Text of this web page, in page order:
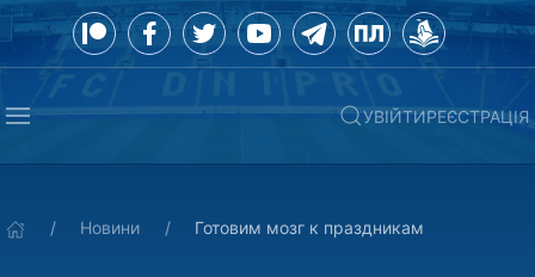
УВІЙТИРЕЄСТРАЦІЯ
Новини Готовим мозг к праздникам